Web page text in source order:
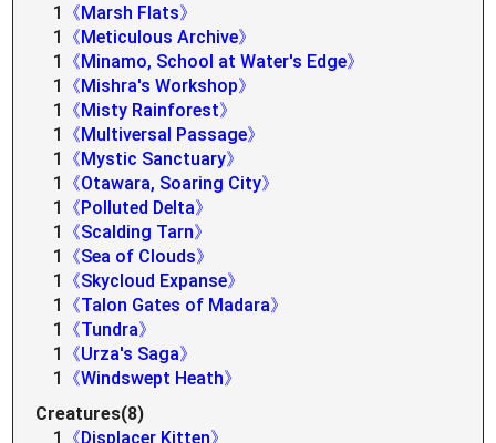
1
《Marsh Flats》
1
《Meticulous Archive》
1
《Minamo, School at Water's Edge》
1
《Mishra's Workshop》
1
《Misty Rainforest》
1
《Multiversal Passage》
1
《Mystic Sanctuary》
1
《Otawara, Soaring City》
1
《Polluted Delta》
1
《Scalding Tarn》
1
《Sea of Clouds》
1
《Skycloud Expanse》
1
《Talon Gates of Madara》
1
《Tundra》
1
《Urza's Saga》
1
《Windswept Heath》
Creatures(8)
1
《Displacer Kitten》